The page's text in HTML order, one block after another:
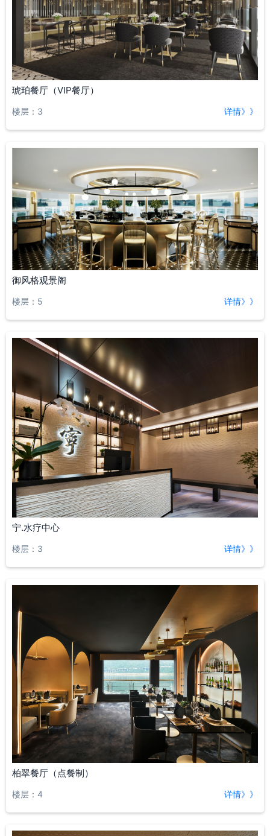
琥珀餐厅（VIP餐厅）
楼层：3 详情》》
御风格观景阁
楼层：5 详情》》
宁.水疗中心
楼层：3 详情》》
柏翠餐厅（点餐制）
楼层：4 详情》》